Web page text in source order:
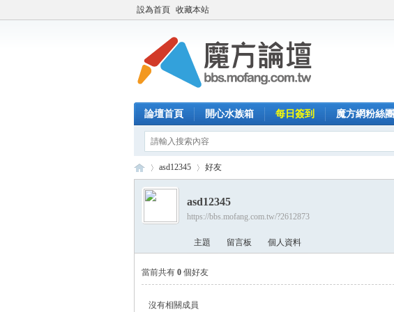
設為首頁 收藏本站
論壇首頁 開心水族箱 每日簽到 魔方網粉絲團
›
asd12345 好友
asd12345
https://bbs.mofang.com.tw/?2612873
主題 留言板 個人資料
當前共有 0 個好友
沒有相關成員